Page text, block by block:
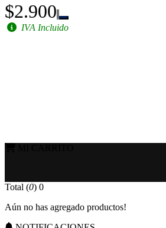
$2.900
IVA Incluido
Total (0) 0
Aún no has agregado productos!